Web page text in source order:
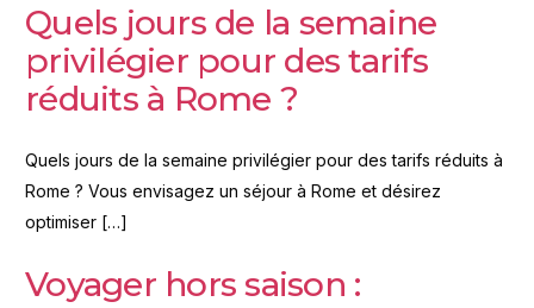
Quels jours de la semaine
privilégier pour des tarifs
réduits à Rome ?
Quels jours de la semaine privilégier pour des tarifs réduits à
Rome ? Vous envisagez un séjour à Rome et désirez
optimiser […]
Voyager hors saison :